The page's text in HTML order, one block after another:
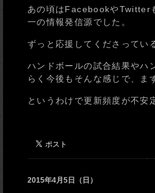
あの頃はFacebookやTwitter
一の情報発信源でした。
ずっと応援してくださってい
ハンドボールの試合結果やハ
らく今後もそんな感じで、ま
というわけで更新頻度が不安
2015年4月5日（日）